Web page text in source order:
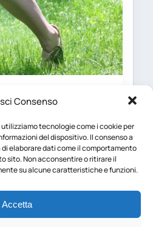
Consenso
tecnologie come i cookie per
del dispositivo. Il consenso a
elaborare dati come il comportamento
sito. Non acconsentire o ritirare il
su alcune caratteristiche e funzioni.
Accetta
alcune persone
è solo questione di
Ogni specie può